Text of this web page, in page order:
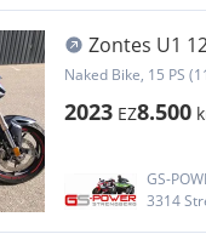
Zontes U1
Naked Bike, 15 PS
2023 EZ8.500
GS-
3314